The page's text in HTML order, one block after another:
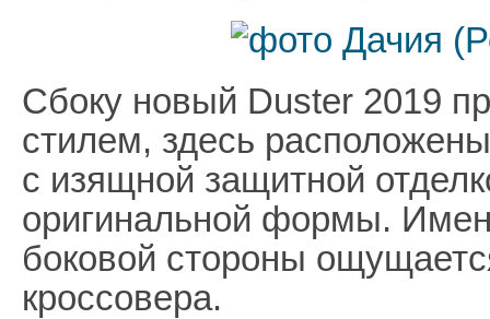
Сбоку новый Duster 2019
стилем, здесь
с изящной защитной
оригинальной формы.
боковой стороны
кроссовера.